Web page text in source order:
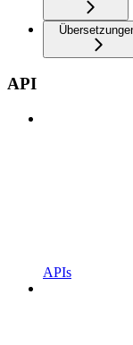
API
APIs